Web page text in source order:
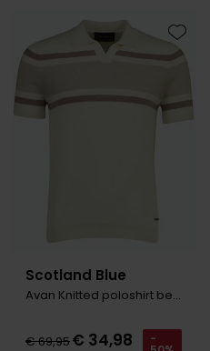
Scotland Blue
Avan Knitted poloshirt beige bruin
€ 69,95€ 34,98 -